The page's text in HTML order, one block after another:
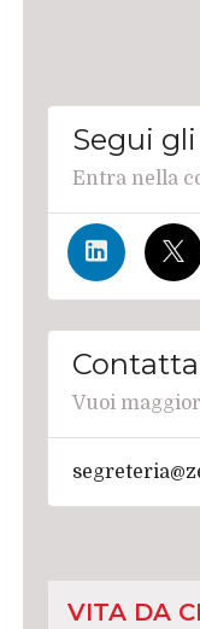
Segui
Entra nella
Vuoi
VITA DA